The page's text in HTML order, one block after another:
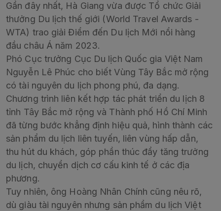
Gần đây nhất, Hà Giang vừa được Tổ chức Giải
thưởng Du lịch thế giới (World Travel Awards -
WTA) trao giải Điểm đến Du lịch Mới nổi hàng
đầu châu Á năm 2023.
Phó Cục trưởng Cục Du lịch Quốc gia Việt Nam
Nguyễn Lê Phúc cho biết Vùng Tây Bắc mở rộng
có tài nguyên du lịch phong phú, đa dạng.
Chương trình liên kết hợp tác phát triển du lịch 8
tỉnh Tây Bắc mở rộng và Thành phố Hồ Chí Minh
đã từng bước khẳng định hiệu quả, hình thành các
sản phẩm du lịch liên tuyến, liên vùng hấp dẫn,
thu hút du khách, góp phần thúc đẩy tăng trưởng
du lịch, chuyển dịch cơ cấu kinh tế ở các địa
phương.
Tuy nhiên, ông Hoàng Nhân Chính cũng nêu rõ,
dù giàu tài nguyên nhưng sản phẩm du lịch Việt